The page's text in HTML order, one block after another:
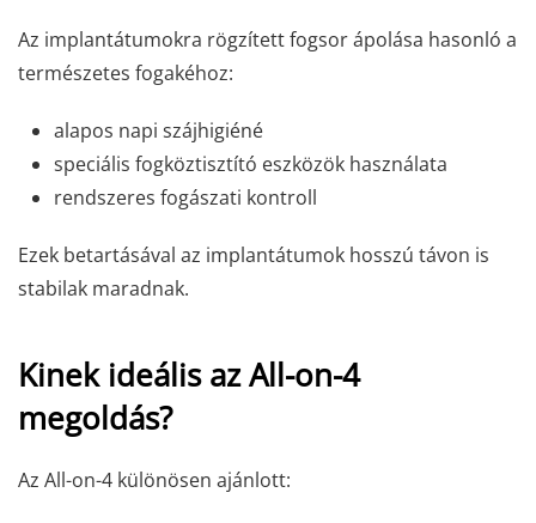
Az implantátumokra rögzített fogsor ápolása hasonló a
természetes fogakéhoz:
alapos napi szájhigiéné
speciális fogköztisztító eszközök használata
rendszeres fogászati kontroll
Ezek betartásával az implantátumok hosszú távon is
stabilak maradnak.
Kinek ideális az All-on-4
megoldás?
Az All-on-4 különösen ajánlott: